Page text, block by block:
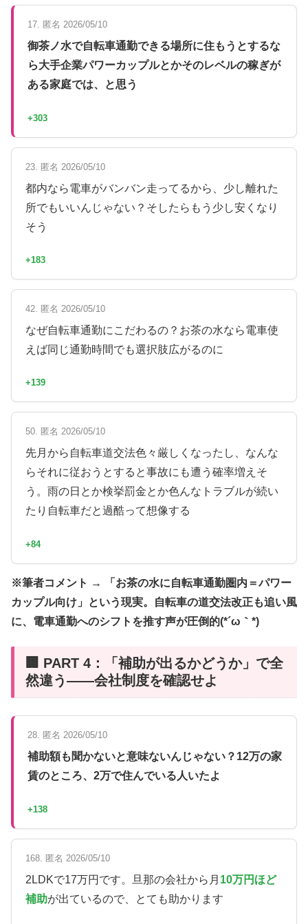
17. 匿名 2026/05/10
御茶ノ水で自転車通勤できる場所に住もうとするな
ら大手企業パワーカップルとかそのレベルの稼ぎが
ある家庭では、と思う
+303
23. 匿名 2026/05/10
都内なら電車がバンバン走ってるから、少し離れた
所でもいいんじゃない？そしたらもう少し安くなり
そう
+183
42. 匿名 2026/05/10
なぜ自転車通勤にこだわるの？お茶の水なら電車使
えば同じ通勤時間でも選択肢広がるのに
+139
50. 匿名 2026/05/10
先月から自転車道交法色々厳しくなったし、なんな
らそれに従おうとすると事故にも遭う確率増えそ
う。雨の日とか検挙罰金とか色んなトラブルが続い
たり自転車だと過酷って想像する
+84
※筆者コメント → 「お茶の水に自転車通勤圏内＝パワー
カップル向け」という現実。自転車の道交法改正も追い風
に、電車通勤へのシフトを推す声が圧倒的(*´ω｀*)
🏢 PART 4：「補助が出るかどうか」で全
然違う——会社制度を確認せよ
28. 匿名 2026/05/10
補助額も聞かないと意味ないんじゃない？12万の家
賃のところ、2万で住んでいる人いたよ
+138
168. 匿名 2026/05/10
2LDKで17万円です。旦那の会社から月 10万円ほど
補助が出ているので、とても助かります